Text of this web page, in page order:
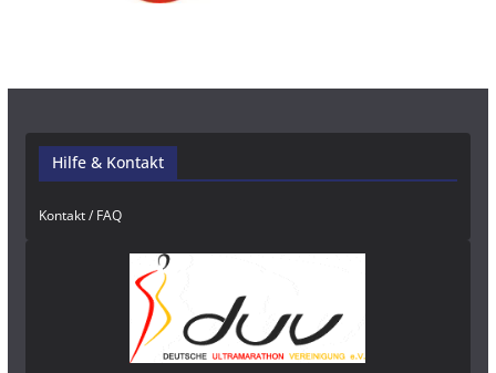
Hilfe & Kontakt
Kontakt / FAQ